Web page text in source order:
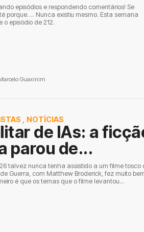
episódios e respondendo comentários! Se
porque…. Nunca existiu mesmo. Esta semana
episódio de 212.
Guaxinim
NOTÍCIAS
de IAs: a
parou de...
talvez nunca tenha assistido a um filme tosco
Guerra, com Matthew Broderick, fez muito
é que os temas que o filme levantou...